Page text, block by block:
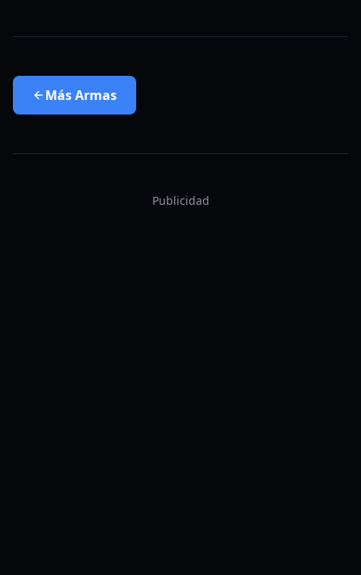
MásArmas
Publicidad